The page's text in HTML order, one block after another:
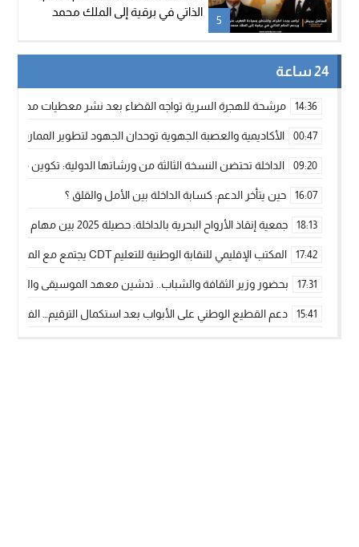
5
الذاتي في برقية إلى الملك محمد
24 ساعة
14:36 مرشحة للهجرة السرية تواجه القضاء بعد نشر معطيات مضللة
00:47 الأكاديمية والعصبة الجهوية توحدان الجهود لتطوير الممارسة
09:20 الداخلة تحتضن النسخة الثالثة من ورشاتها الدولية: تكوين
16:07 حين يتأخر الدعم: كسابة الداخلة بين الأمل والقلق ؟
18:13 جمعية إنقاذ الأرواح البحرية بالداخلة: حصيلة 2025 بين مهام الإنقاذ ومشروع “دار البحار”
17:42 المكتب الإقليمي للنقابة الوطنية للتعليم CDT يجتمع مع المدير الإقليمي لمناقشة ملفات جوهرية لنساء ورجال التعليم
17:31 بحضور وزير الثقافة والشباب.. تدشين معهد الموسيقى والفنون
15:41 دعم القطيع الوطني على الأبواب بعد استكمال الترقيم…